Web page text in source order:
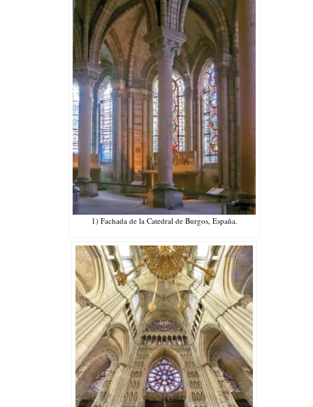
1) Fachada de la Catedral de Burgos, España.